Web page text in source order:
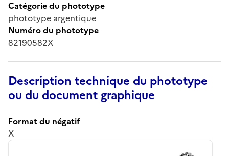
Catégorie du phototype
phototype argentique
Numéro du phototype
82190582X
Description technique du phototype
ou du document graphique
Format du négatif
X